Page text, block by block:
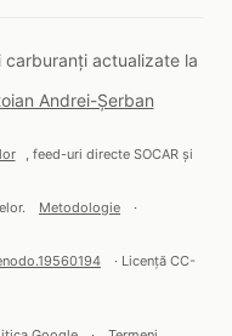
actualizate la
Andrei-Șerban
, feed-uri directe SOCAR și
Metodologie ·
· Licență CC-